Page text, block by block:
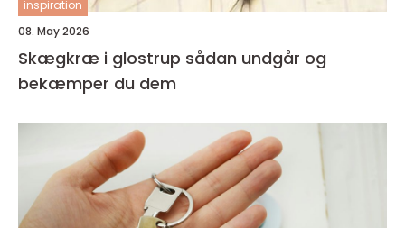
inspiration
08. May 2026
Skægkræ i glostrup sådan undgår og
bekæmper du dem